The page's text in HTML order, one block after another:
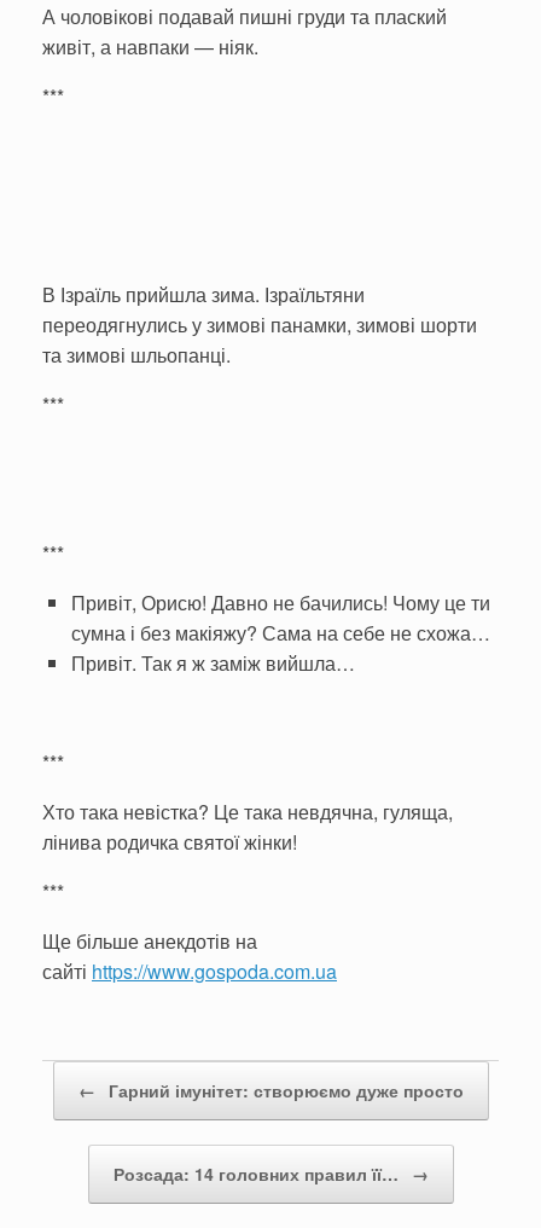
А чоловікові подавай пишні груди та плаский
живіт, а навпаки — ніяк.
***
В Ізраїль прийшла зима. Ізраїльтяни
переодягнулись у зимові панамки, зимові шорти
та зимові шльопанці.
***
***
Привіт, Орисю! Давно не бачились! Чому це ти
сумна і без макіяжу? Сама на себе не схожа…
Привіт. Так я ж заміж вийшла…
***
Хто така невістка? Це така невдячна, гуляща,
лінива родичка святої жінки!
***
Ще більше анекдотів на
сайті https://www.gospoda.com.ua
← Гарний імунітет: створюємо дуже просто
Розсада: 14 головних правил її… →